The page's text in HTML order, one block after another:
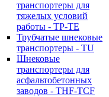
транспортеры для
тяжелых условий
работы - TP-TE
Трубчатые шнековые
транспортеры - TU
Шнековые
транспортеры для
асфальтобетонных
заводов - THF-TCF